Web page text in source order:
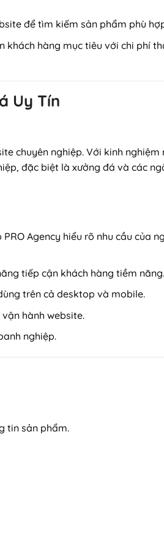
để tìm kiếm sản phẩm phù
khách hàng mục tiêu với chi phí
Uy Tín
chuyên nghiệp. Với kinh nghiệm
đặc biệt là xưởng đá và các
Agency hiểu rõ nhu cầu của
tiếp cận khách hàng tiềm năng.
trên cả desktop và mobile.
hành website.
nghiệp.
tin sản phẩm.